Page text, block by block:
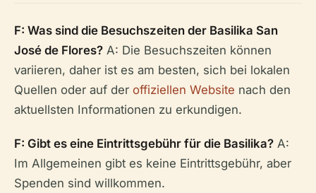
F: Was sind die Besuchszeiten der Basilika San
José de Flores? A: Die Besuchszeiten können
variieren, daher ist es am besten, sich bei lokalen
Quellen oder auf der offiziellen Website nach den
aktuellsten Informationen zu erkundigen.
F: Gibt es eine Eintrittsgebühr für die Basilika? A:
Im Allgemeinen gibt es keine Eintrittsgebühr, aber
Spenden sind willkommen.